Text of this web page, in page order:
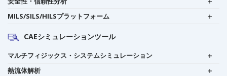
MILS/SILS/HILSプラットフォーム
CAEシミュレーションツール
マルチフィジックス・システムシミュレーション
熱流体解析